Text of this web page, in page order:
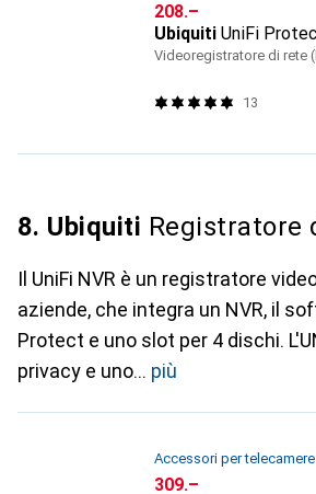
CHF
208.–
Ubiquiti UniFi
Videoregistratore di rete
13
8. Ubiquiti Registratore
Il UniFi NVR è un registratore
aziende, che integra un NVR, il
Protect e uno slot per 4 dischi.
privacy e uno
più
Accessori per
CHF
309.–